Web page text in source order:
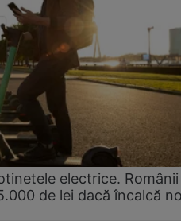
electrice.
de lei dacă încalcă